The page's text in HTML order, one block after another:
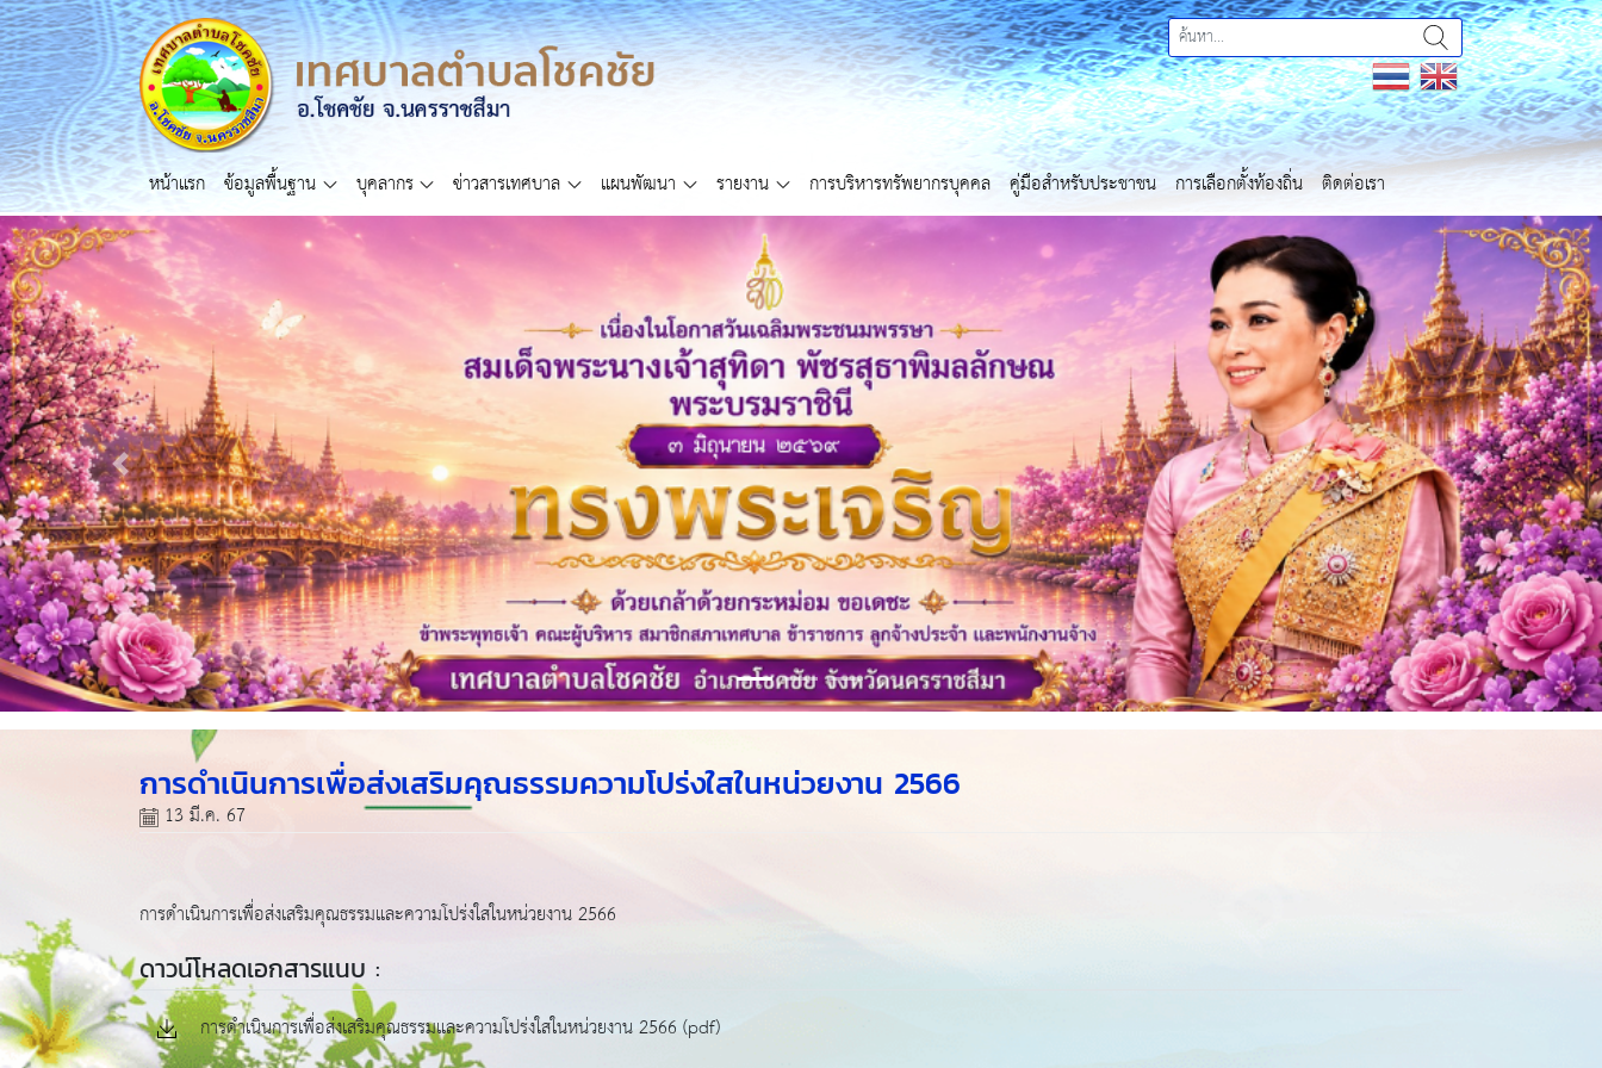
หน้าแรก ข้อมูลพื้นฐาน บุคลากร ข่าวสารเทศบาล แผนพัฒนา รายงาน การบริหารทรัพยากรบุคคล คู่มือสำหรับประชาชน การเลือกตั้งท้องถิ่น ติดต่อเรา
Previous Next
การดำเนินการเพื่อส่งเสริมคุณธรรมความโปร่งใสในหน่วยงาน 2566
13 มี.ค. 67
การดำเนินการเพื่อส่งเสริมคุณธรรมและความโปร่งใสในหน่วยงาน 2566
ดาวน์โหลดเอกสารแนบ :
การดำเนินการเพื่อส่งเสริมคุณธรรมและความโปร่งใสในหน่วยงาน 2566 (pdf)